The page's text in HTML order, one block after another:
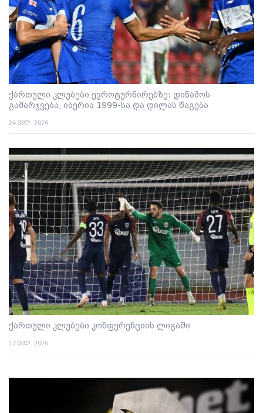
ქართული კლუბები ევროტურნირებზე: დინამოს
გამარჯვება, იბერია 1999-სა და დილას წაგება
24 ივლ. 2026
ქართული კლუბები კონფერენციის ლიგაში
17 ივლ. 2026